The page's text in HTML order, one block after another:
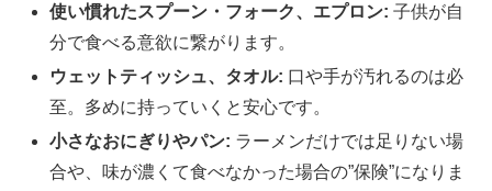
使い慣れたスプーン・フォーク、エプロン: 子供が自
分で食べる意欲に繋がります。
ウェットティッシュ、タオル: 口や手が汚れるのは必
至。多めに持っていくと安心です。
小さなおにぎりやパン: ラーメンだけでは足りない場
合や、味が濃くて食べなかった場合の”保険”になりま